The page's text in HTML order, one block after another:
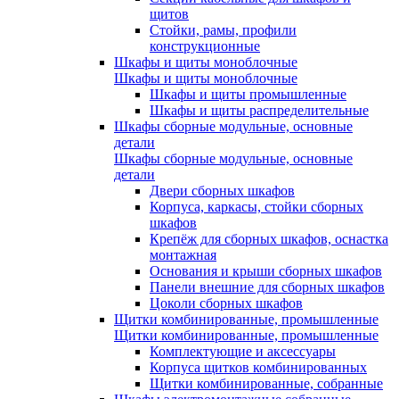
щитов
Стойки, рамы, профили
конструкционные
Шкафы и щиты моноблочные
Шкафы и щиты моноблочные
Шкафы и щиты промышленные
Шкафы и щиты распределительные
Шкафы сборные модульные, основные
детали
Шкафы сборные модульные, основные
детали
Двери сборных шкафов
Корпуса, каркасы, стойки сборных
шкафов
Крепёж для сборных шкафов, оснастка
монтажная
Основания и крыши сборных шкафов
Панели внешние для сборных шкафов
Цоколи сборных шкафов
Щитки комбинированные, промышленные
Щитки комбинированные, промышленные
Комплектующие и аксессуары
Корпуса щитков комбинированных
Щитки комбинированные, собранные